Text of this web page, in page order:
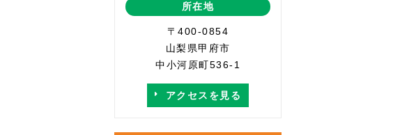
所在地
〒400-0854
山梨県甲府市
中小河原町536-1
アクセスを見る